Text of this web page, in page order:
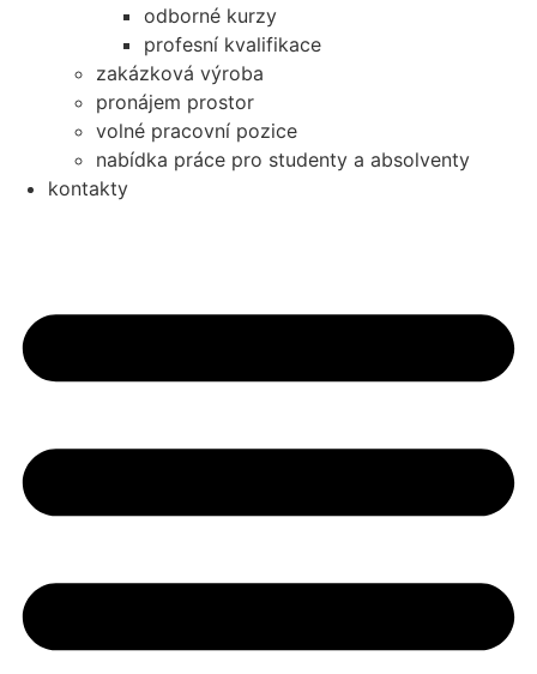
odborné kurzy
profesní kvalifikace
zakázková výroba
pronájem prostor
volné pracovní pozice
nabídka práce pro studenty a absolventy
kontakty